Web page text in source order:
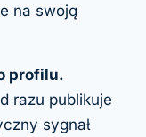
na swoją
profilu.
razu publikuje
sygnał